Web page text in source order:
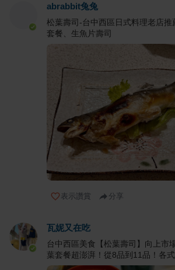
abrabbit兔兔
松葉壽司-台中西區日式料理老店推
套餐、生魚片壽司
表示讚賞 分享
瓦妮又在吃
台中西區美食【松葉壽司】向上市
葉套餐超澎湃！從8品到11品！各